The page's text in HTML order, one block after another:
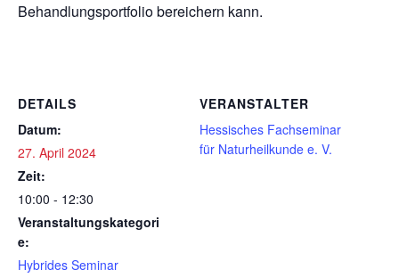
Behandlungsportfolio bereichern kann.
DETAILS
Datum:
27. April 2024
Zeit:
10:00 - 12:30
Veranstaltungskategori
e:
Hybrides Seminar
VERANSTALTER
Hessisches Fachseminar
für Naturheilkunde e. V.